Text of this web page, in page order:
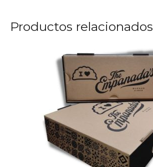
Productos relacionados